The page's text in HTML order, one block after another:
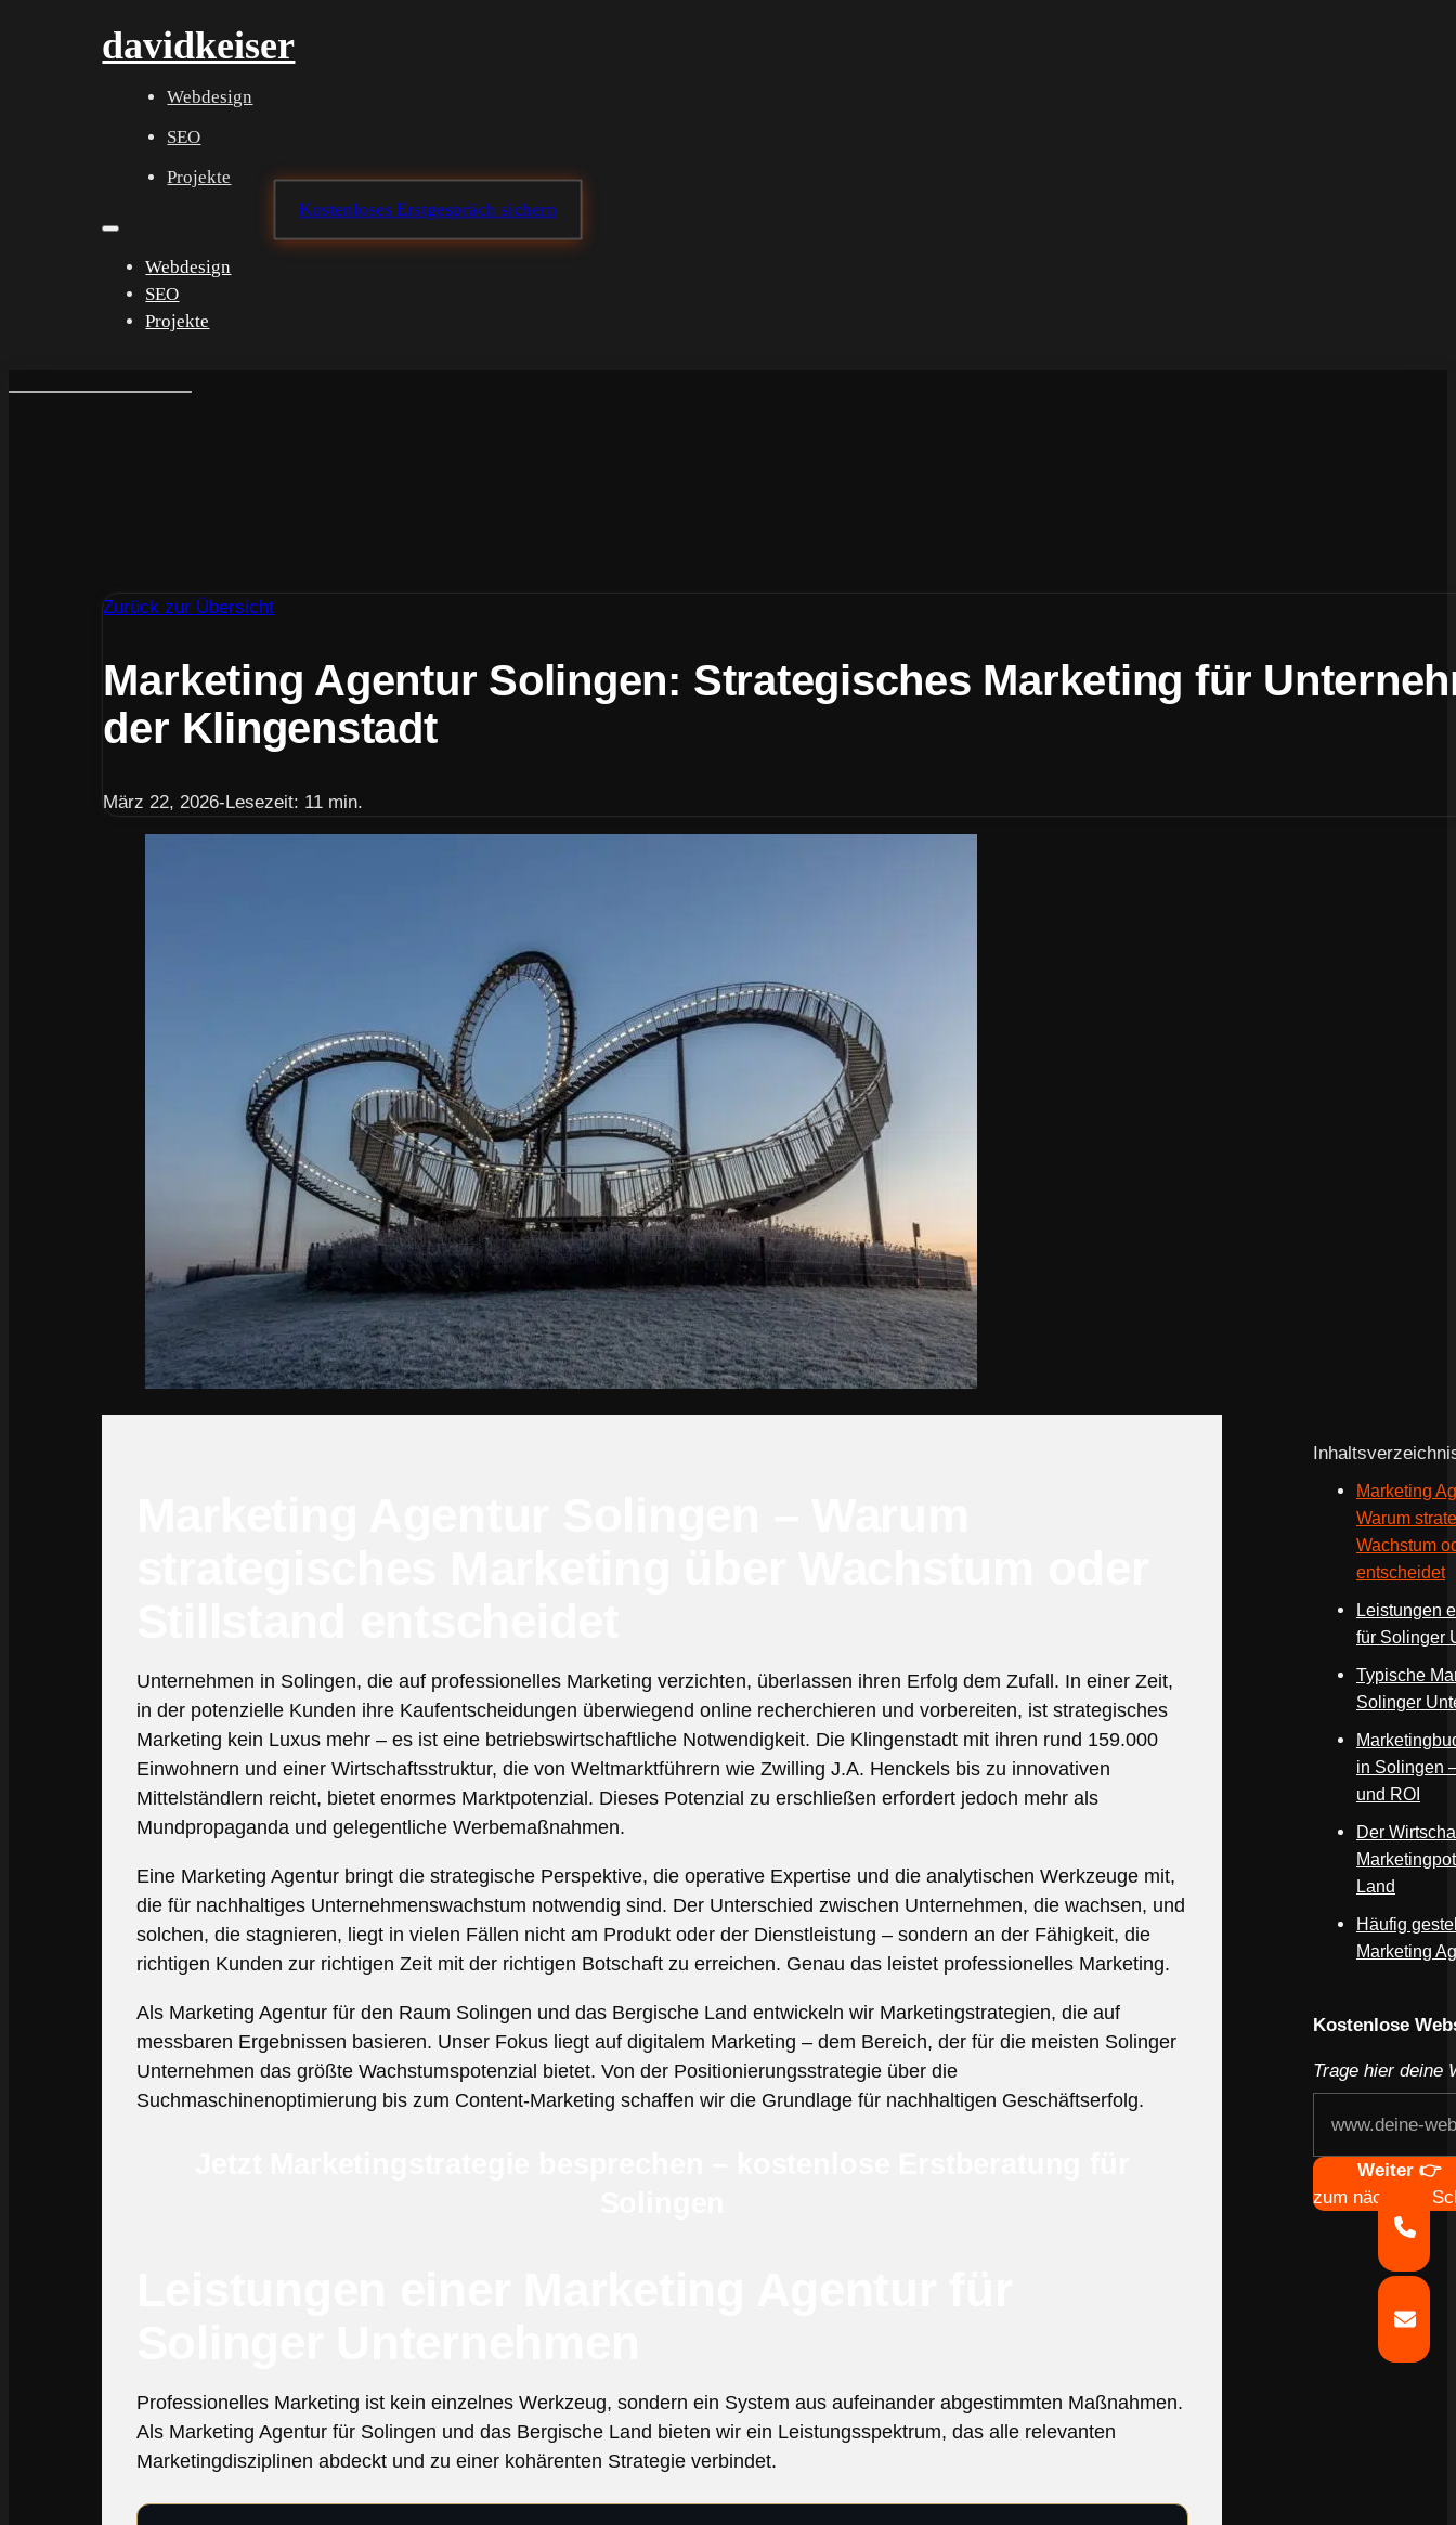
davidkeiser
Webdesign
SEO
Projekte
Webdesign
SEO
Projekte
Kostenloses Erstgespräch sichern
Zurück zur Übersicht
Marketing Agentur Solingen: Strategisches Marketing für
der Klingenstadt
März 22, 2026-Lesezeit: 11 min.
Unternehmen in Solingen, die auf professionelles Marketing verzichten, überlassen ihren Erfolg dem Zufall. In einer Zeit,
in der potenzielle Kunden ihre Kaufentscheidungen überwiegend online recherchieren und vorbereiten, ist strategisches
Marketing kein Luxus mehr – es ist eine betriebswirtschaftliche Notwendigkeit. Die Klingenstadt mit ihren rund 159.000
Einwohnern und einer Wirtschaftsstruktur, die von Weltmarktführern wie Zwilling J.A. Henckels bis zu innovativen
Mittelständlern reicht, bietet enormes Marktpotenzial. Dieses Potenzial zu erschließen erfordert jedoch mehr als
Mundpropaganda und gelegentliche Werbemaßnahmen.
Eine Marketing Agentur bringt die strategische Perspektive, die operative Expertise und die analytischen Werkzeuge mit,
die für nachhaltiges Unternehmenswachstum notwendig sind. Der Unterschied zwischen Unternehmen, die wachsen, und
solchen, die stagnieren, liegt in vielen Fällen nicht am Produkt oder der Dienstleistung – sondern an der Fähigkeit, die
richtigen Kunden zur richtigen Zeit mit der richtigen Botschaft zu erreichen. Genau das leistet professionelles Marketing.
Als Marketing Agentur für den Raum Solingen und das Bergische Land entwickeln wir Marketingstrategien, die auf
messbaren Ergebnissen basieren. Unser Fokus liegt auf digitalem Marketing – dem Bereich, der für die meisten Solinger
Unternehmen das größte Wachstumspotenzial bietet. Von der Positionierungsstrategie über die
Suchmaschinenoptimierung bis zum Content-Marketing schaffen wir die Grundlage für nachhaltigen Geschäftserfolg.
Professionelles Marketing ist kein einzelnes Werkzeug, sondern ein System aus aufeinander abgestimmten Maßnahmen.
Als Marketing Agentur für Solingen und das Bergische Land bieten wir ein Leistungsspektrum, das alle relevanten
Marketingdisziplinen abdeckt und zu einer kohärenten Strategie verbindet.
Marketing
Warum
Wachstum
entscheidet
Leistungen
für Solinger
Typische
Solinger
in Solingen
und ROI
Der
Land
Häufig
Marketing
Kostenlose
Trage hier deine
NavigationWeiter 👉
zum nächsten